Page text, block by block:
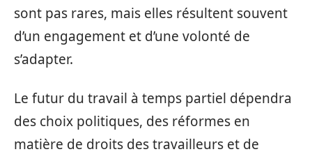
sont pas rares, mais elles résultent souvent
d’un engagement et d’une volonté de
s’adapter.
Le futur du travail à temps partiel dépendra
des choix politiques, des réformes en
matière de droits des travailleurs et de